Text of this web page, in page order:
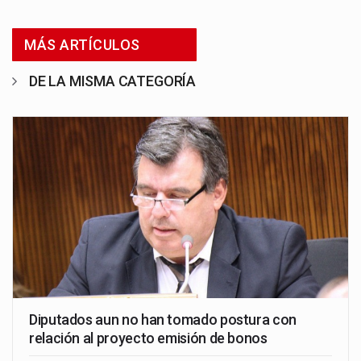
MÁS ARTÍCULOS
DE LA MISMA CATEGORÍA
Diputados aun no han tomado postura con
relación al proyecto emisión de bonos